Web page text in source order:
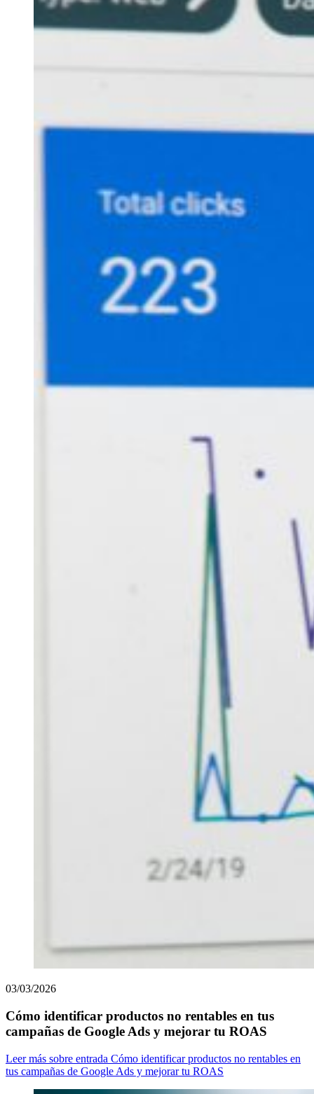
03/03/2026
Cómo identificar productos no rentables en tus
campañas de Google Ads y mejorar tu ROAS
Leer más sobre entrada Cómo identificar productos no rentables en
tus campañas de Google Ads y mejorar tu ROAS